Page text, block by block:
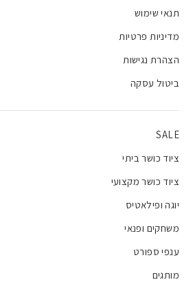
תנאי שימוש
מדיניות פרטיות
הצהרת נגישות
ביטול עסקה
SALE
ציוד כושר ביתי
ציוד כושר מקצועי
יוגה ופילאטיס
משחקים ופנאי
ענפי ספורט
מותגים